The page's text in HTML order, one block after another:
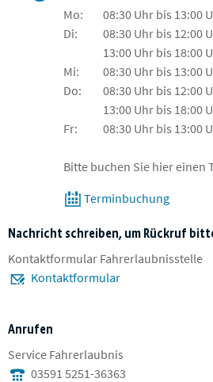
Mo:
08:30 Uhr bis 13:00
Di:
08:30 Uhr bis 12:00
13:00 Uhr bis 18:00
Mi:
08:30 Uhr bis 13:00
Do:
08:30 Uhr bis 12:00
13:00 Uhr bis 18:00
Fr:
08:30 Uhr bis 13:00
Bitte buchen Sie hier einen
Terminbuchung
Nachricht schreiben, um Rückruf
Kontaktformular Fahrerlaubnisstelle
Kontaktformular
Anrufen
Service Fahrerlaubnis
03591 5251-36363